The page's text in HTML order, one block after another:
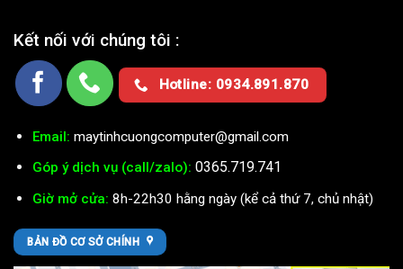
Kết nối với chúng tôi :
Hotline: 0934.891.870
Email: maytinhcuongcomputer@gmail.com
Góp ý dịch vụ (call/zalo): 0365.719.741
Giờ mở cửa: 8h-22h30 hằng ngày (kể cả thứ 7, chủ nhật)
BẢN ĐỒ CƠ SỞ CHÍNH